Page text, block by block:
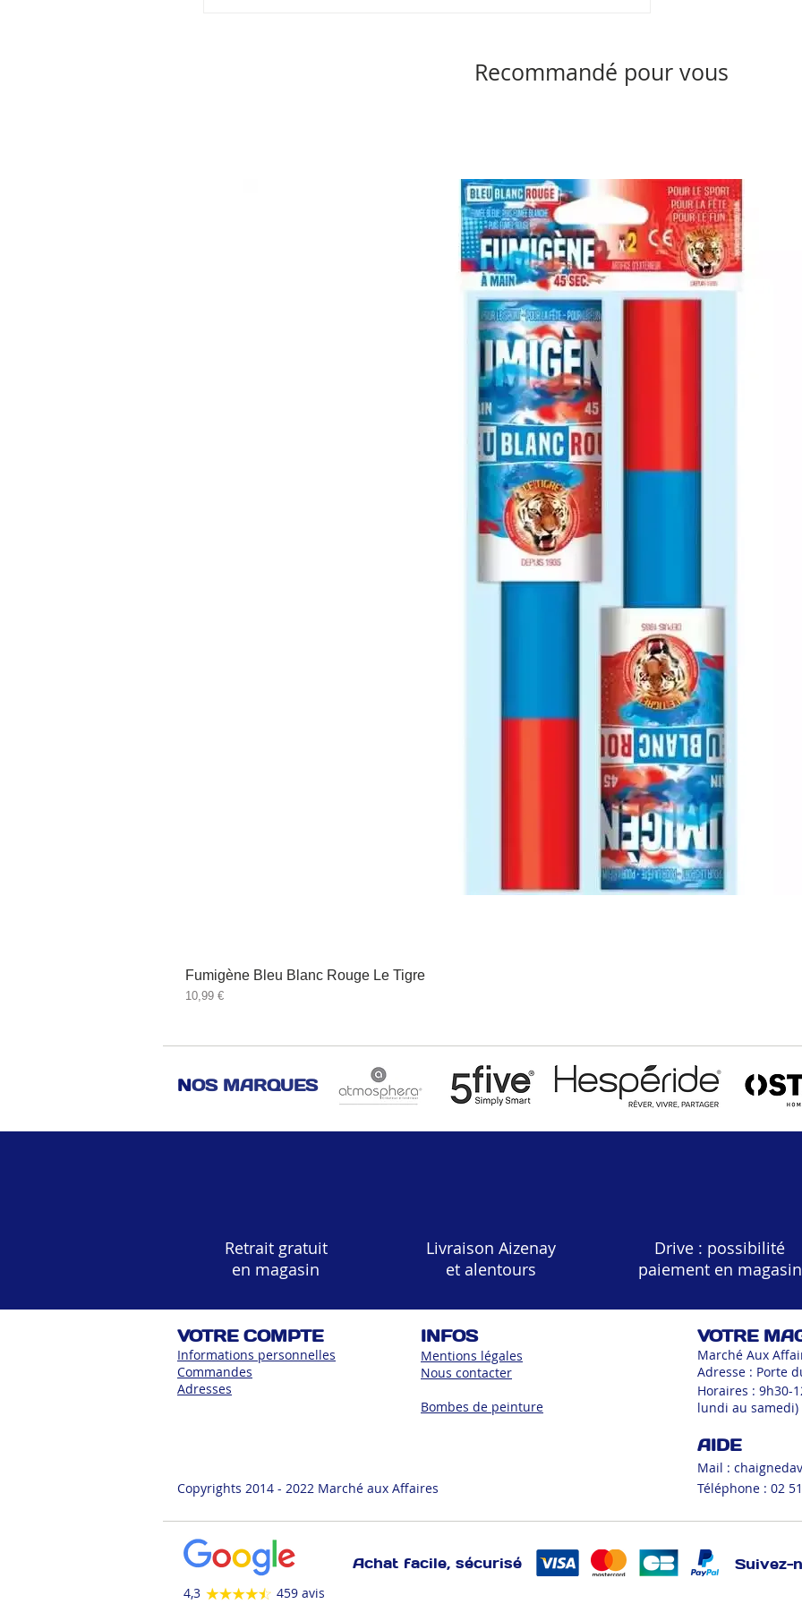
Recommandé pour vous
Fumigène Bleu Blanc Rouge Le Tigre
Prix
10,99 €
NOS MARQUES
Retrait gratuit
en magasin
Livraison Aizenay
et alentours
Drive : possibilité
paiement en magasin
VOTRE COMPTE
Informations personnelles
Commandes
Adresses
INFOS
Mentions légales
Nous contacter
Bombes de peinture
Copyrights 2014 - 2022 Marché aux Affaires
VOTRE
Marché Aux
Adresse : Porte
Horaires : 9h30-
lundi au samedi)
AIDE
Mail :
Téléphone : 02
4,3 459 avis
Achat facile, sécurisé Suivez-